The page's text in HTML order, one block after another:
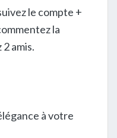
le compte +
la
amis.
à votre